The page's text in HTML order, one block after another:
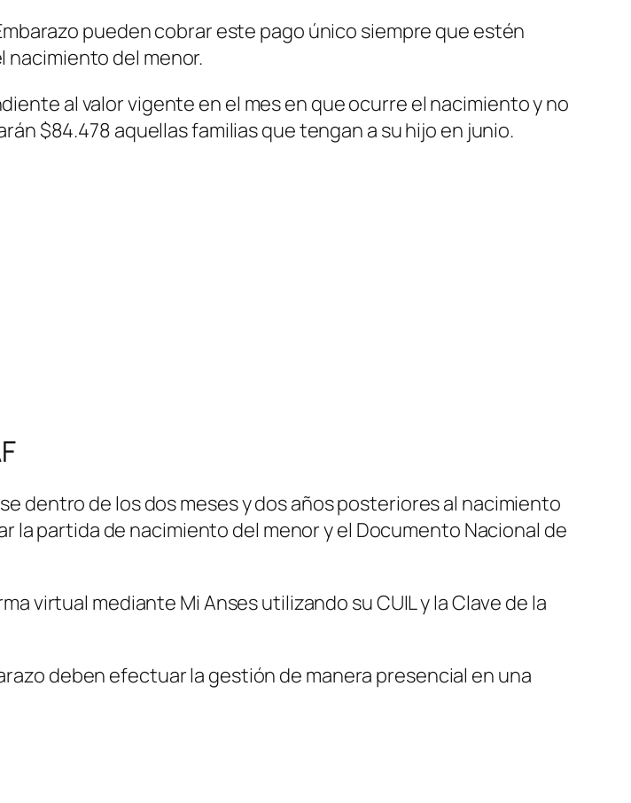
pueden cobrar este pago único siempre que estén
del menor.
al valor vigente en el mes en que ocurre el nacimiento y no
$84.478 aquellas familias que tengan a su hijo en junio.
dentro de los dos meses y dos años posteriores al nacimiento
partida de nacimiento del menor y el Documento Nacional de
virtual mediante Mi Anses utilizando su CUIL y la Clave de la
deben efectuar la gestión de manera presencial en una